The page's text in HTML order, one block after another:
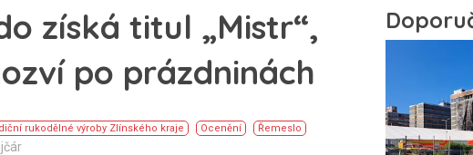
získá titul „Mistr“,
po prázdninách
rukodělné výroby Zlínského kraje Ocenění
Řemeslo